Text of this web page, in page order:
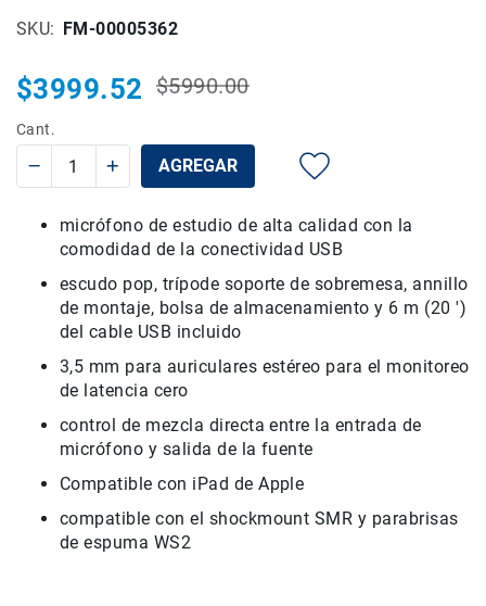
Rieles
Monitores
Campo
Viewfinders
Otros
Accesorios
Cuidados
y
Mantenimiento
Focus
de
acción
Sistemas
intercomunicación
Kits
SKU FM-00005362
Cant.
AGREGAR
Precio
$5990.00
Precio
especial
$3999.52
micrófono de estudio de alta calidad con la
comodidad de la conectividad USB
escudo pop, trípode soporte de sobremesa, annillo
de montaje, bolsa de almacenamiento y 6 m (20 ')
del cable USB incluido
3,5 mm para auriculares estéreo para el monitoreo
de latencia cero
control de mezcla directa entre la entrada de
micrófono y salida de la fuente
Compatible con iPad de Apple
compatible con el shockmount SMR y parabrisas
de espuma WS2